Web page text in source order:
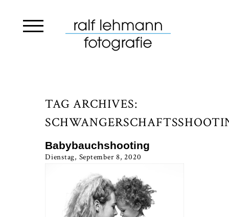
TAG ARCHIVES:
Babybauchshooting
Dienstag, September 8, 2020